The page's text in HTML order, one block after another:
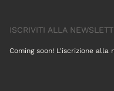
ISCRIVITI ALLA
Coming soon! L'iscrizione